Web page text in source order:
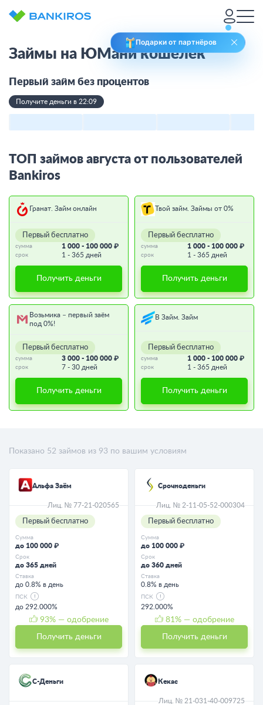
Подарки от партнёров
Займы на ЮМани кошелек
Первый займ без процентов
Получите деньги в 22:09
ТОП займов августа от пользователей
Bankiros
Гранат. Займ онлайн
Первый бесплатно
сумма 1 000 - 100 000 ₽
срок 1 - 365 дней
Получить деньги
Твой займ. Займы от 0%
Первый бесплатно
сумма 1 000 - 100 000 ₽
срок 1 - 365 дней
Получить деньги
Возьмика – первый заём
под 0%!
Первый бесплатно
сумма 3 000 - 100 000 ₽
срок 7 - 30 дней
Получить деньги
В Займ. Займ
Первый бесплатно
сумма 1 000 - 100 000 ₽
срок 1 - 365 дней
Получить деньги
Показано 52 займов из 93 по вашим условиям
Альфа Заём
Лиц. № 77-21-020565
Первый бесплатно
Сумма
до 100 000 ₽
Срок
до 365 дней
Ставка
до 0.8% в день
ПСК
до 292.000%
93% — одобрение
Получить деньги
Срочноденьги
Лиц. № 2-11-05-52-000304
Первый бесплатно
Сумма
до 100 000 ₽
Срок
до 360 дней
Ставка
0.8% в день
ПСК
292.000%
81 % — одобрение
Получить деньги
С-Деньги Кекас
Лиц. № 21-031-40-009725